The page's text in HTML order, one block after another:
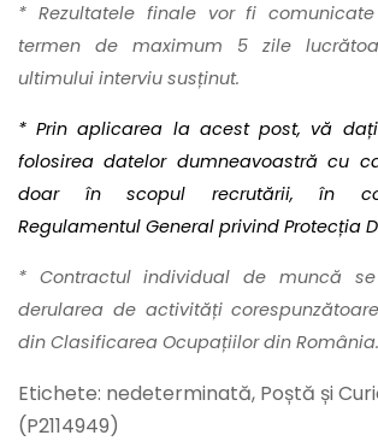
* Rezultatele finale vor fi
termen de maximum 5 zile
ultimului interviu susținut.
* Prin aplicarea la acest post, vă
folosirea datelor dumneavoastră cu
doar în scopul recrutării, în
Regulamentul General privind Protecția
* Contractul individual de muncă
derularea de activități
din Clasificarea Ocupațiilor din România.
Etichete: nedeterminată, Poștă și
(P2114949)